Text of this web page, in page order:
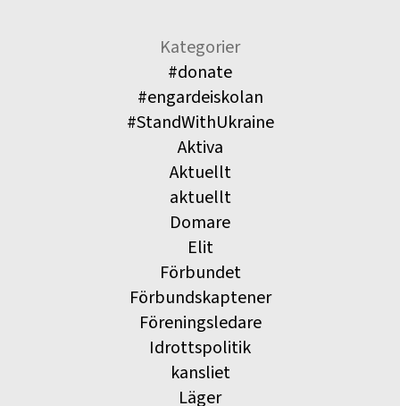
Kategorier
#donate
#engardeiskolan
#StandWithUkraine
Aktiva
Aktuellt
aktuellt
Domare
Elit
Förbundet
Förbundskaptener
Föreningsledare
Idrottspolitik
kansliet
Läger